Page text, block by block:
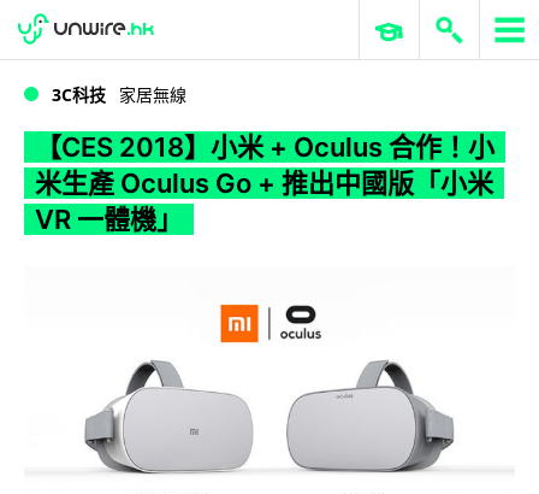
WWDC 2026 ERP 與商業 AI
3C科技 家居無線
【CES 2018】小米 + Oculus 合作！小
米生產 Oculus Go + 推出中國版「小米
VR 一體機」